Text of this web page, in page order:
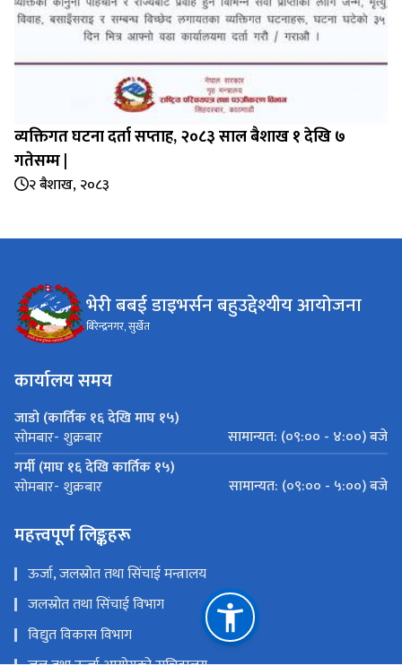
व्यक्तिगत घटना दर्ता सप्‍ताह, २०८३ साल बैशाख १ देखि ७
गतेसम्म |
२ बैशाख, २०८३
भेरी बबई डाइभर्सन बहुउद्देश्यीय आयोजना
बिरेन्द्रनगर, सुर्खेत
कार्यालय समय
जाडो (कार्तिक १६ देखि माघ १५)
सोमबार- शुक्रबार
सामान्यत: (०९:०० - ४:००) बजे
गर्मी (माघ १६ देखि कार्तिक १५)
सोमबार- शुक्रबार सामान्यत: (०९:०० - ५:००) बजे
महत्त्वपूर्ण लिङ्कहरू
ऊर्जा, जलस्रोत तथा सिंचाई मन्त्रालय
जलस्रोत तथा सिंचाई विभाग
विद्युत विकास विभाग
जल तथा ऊर्जा आयोगको सचिवालय